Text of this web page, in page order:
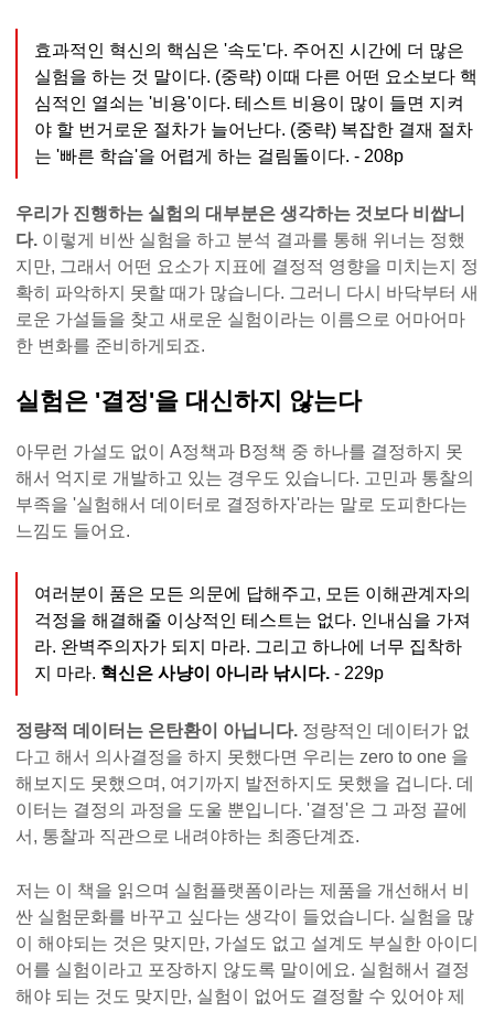
효과적인 혁신의 핵심은 '속도'다. 주어진 시간에 더 많은
실험을 하는 것 말이다. (중략) 이때 다른 어떤 요소보다 핵
심적인 열쇠는 '비용'이다. 테스트 비용이 많이 들면 지켜
야 할 번거로운 절차가 늘어난다. (중략) 복잡한 결재 절차
는 '빠른 학습'을 어렵게 하는 걸림돌이다. - 208p
우리가 진행하는 실험의 대부분은 생각하는 것보다 비쌉니
다. 이렇게 비싼 실험을 하고 분석 결과를 통해 위너는 정했
지만, 그래서 어떤 요소가 지표에 결정적 영향을 미치는지 정
확히 파악하지 못할 때가 많습니다. 그러니 다시 바닥부터 새
로운 가설들을 찾고 새로운 실험이라는 이름으로 어마어마
한 변화를 준비하게되죠.
실험은 '결정'을 대신하지 않는다
아무런 가설도 없이 A정책과 B정책 중 하나를 결정하지 못
해서 억지로 개발하고 있는 경우도 있습니다. 고민과 통찰의
부족을 '실험해서 데이터로 결정하자'라는 말로 도피한다는
느낌도 들어요.
여러분이 품은 모든 의문에 답해주고, 모든 이해관계자의
걱정을 해결해줄 이상적인 테스트는 없다. 인내심을 가져
라. 완벽주의자가 되지 마라. 그리고 하나에 너무 집착하
지 마라. 혁신은 사냥이 아니라 낚시다. - 229p
정량적 데이터는 은탄환이 아닙니다. 정량적인 데이터가 없
다고 해서 의사결정을 하지 못했다면 우리는 zero to one 을
해보지도 못했으며, 여기까지 발전하지도 못했을 겁니다. 데
이터는 결정의 과정을 도울 뿐입니다. '결정'은 그 과정 끝에
서, 통찰과 직관으로 내려야하는 최종단계죠.
저는 이 책을 읽으며 실험플랫폼이라는 제품을 개선해서 비
싼 실험문화를 바꾸고 싶다는 생각이 들었습니다. 실험을 많
이 해야되는 것은 맞지만, 가설도 없고 설계도 부실한 아이디
어를 실험이라고 포장하지 않도록 말이에요. 실험해서 결정
해야 되는 것도 맞지만, 실험이 없어도 결정할 수 있어야 제